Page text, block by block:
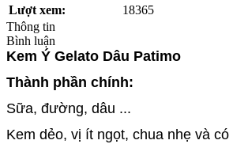
Lượt xem:
18365
Thông tin
Bình luận
Kem Ý Gelato Dâu Patimo
Thành phần chính:
Sữa, đường, dâu ...
Kem dẻo, vị ít ngọt, chua nhẹ và